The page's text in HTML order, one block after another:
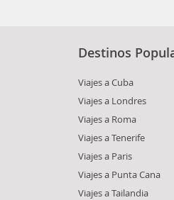
Destinos
Viajes a Cuba
Viajes a Londres
Viajes a Roma
Viajes a Tenerife
Viajes a Paris
Viajes a Punta Cana
Viajes a Tailandia